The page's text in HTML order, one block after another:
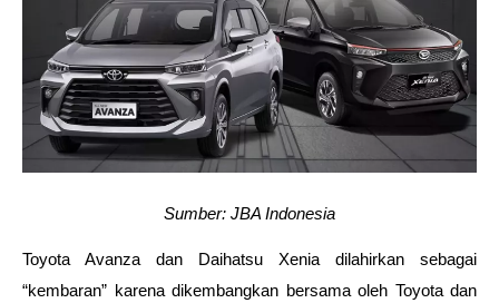
Sumber: JBA Indonesia
Toyota Avanza dan Daihatsu Xenia dilahirkan sebagai
“kembaran” karena dikembangkan bersama oleh Toyota dan